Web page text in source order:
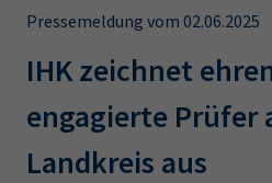
Leichte Sprache
Karriere
34i
Betriebswirt
Pressemeldung vom 02.06.2025
IHK zeichnet
engagierte Prüfer
Landkreis aus